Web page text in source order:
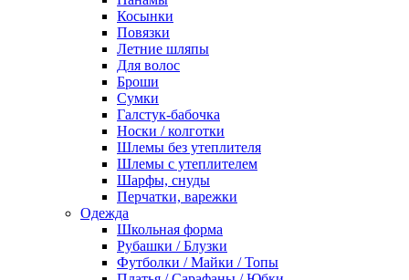
Косынки
Повязки
Летние шляпы
Для волос
Броши
Сумки
Галстук-бабочка
Носки / колготки
Шлемы без утеплителя
Шлемы с утеплителем
Шарфы, снуды
Перчатки, варежки
Одежда
Школьная форма
Рубашки / Блузки
Футболки / Майки / Топы